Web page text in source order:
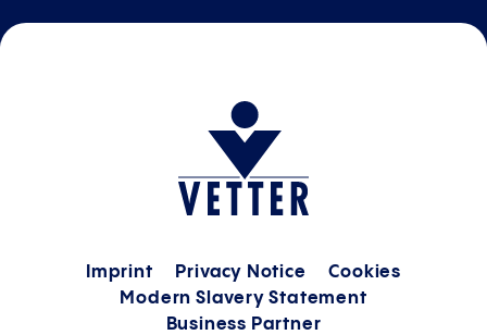
Imprint Privacy Notice
Cookies
Modern Slavery Statement
Business Partner